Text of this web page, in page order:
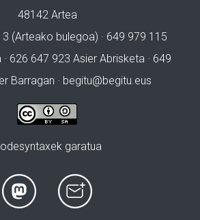
48142 Artea
(Arteako bulegoa) · 649 979 115
626 647 923 Asier Abrisketa · 649
Barragan · begitu@begitu.eus
garatua